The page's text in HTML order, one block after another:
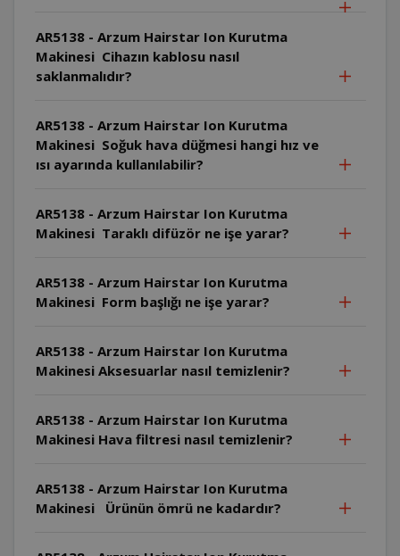
AR5138 - Arzum Hairstar Ion Kurutma
Makinesi Cihazın kablosu nasıl
saklanmalıdır?
AR5138 - Arzum Hairstar Ion Kurutma
Makinesi Soğuk hava düğmesi hangi hız ve
ısı ayarında kullanılabilir?
AR5138 - Arzum Hairstar Ion Kurutma
Makinesi Taraklı difüzör ne işe yarar?
AR5138 - Arzum Hairstar Ion Kurutma
Makinesi Form başlığı ne işe yarar?
AR5138 - Arzum Hairstar Ion Kurutma
Makinesi Aksesuarlar nasıl temizlenir?
AR5138 - Arzum Hairstar Ion Kurutma
Makinesi Hava filtresi nasıl temizlenir?
AR5138 - Arzum Hairstar Ion Kurutma
Makinesi Ürünün ömrü ne kadardır?